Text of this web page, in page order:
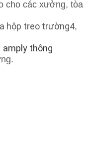
cho các xưởng, tòa
hộp treo trường4,
amply thông